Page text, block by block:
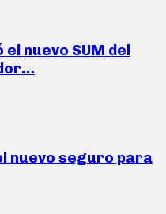
nuevo SUM del
nuevo seguro para